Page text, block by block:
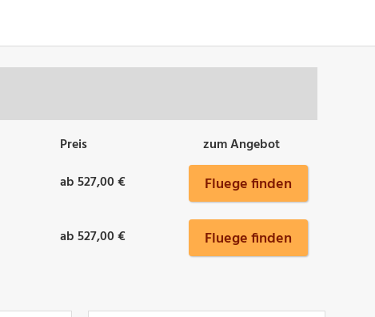
Preis
zum Angebot
ab 527,00 € Fluege finden
ab 527,00 € Fluege finden